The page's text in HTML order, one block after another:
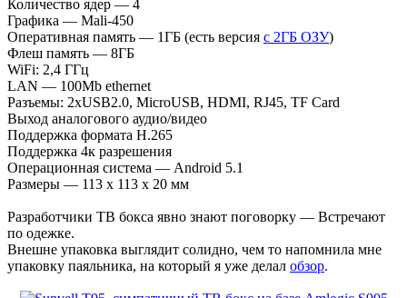
Количество ядер — 4
Графика — Mali-450
Оперативная память — 1ГБ (есть версия с 2ГБ ОЗУ)
Флеш память — 8ГБ
WiFi: 2,4 ГГц
LAN — 100Mb ethernet
Разъемы: 2хUSB2.0, MicroUSB, HDMI, RJ45, TF Card
Выход аналогового аудио/видео
Поддержка формата H.265
Поддержка 4к разрешения
Операционная система — Android 5.1
Размеры — 113 x 113 x 20 мм
Разработчики ТВ бокса явно знают поговорку — Встречают
по одежке.
Внешне упаковка выглядит солидно, чем то напомнила мне
упаковку паяльника, на который я уже делал обзор.